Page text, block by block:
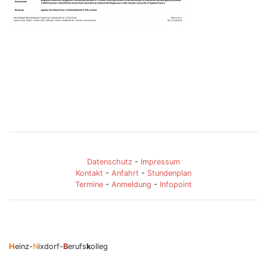
Datenschutz - Impressum
Kontakt - Anfahrt - Stundenplan
Termine - Anmeldung - Infopoint
Heinz-Nixdorf-Berufskolleg